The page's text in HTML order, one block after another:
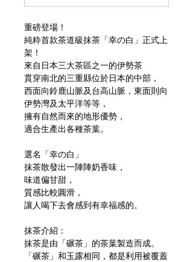
重磅登場！
純粋首款茶道級抹茶「幸の白」正式上
架！
來自日本三大茶區之一的伊勢茶
貫穿南北的三重縣位於日本的中部，
西面向鈴鹿山脈及台高山脈，東面則向
伊勢灣及太平洋等等，
擁有自然而來的地形優勢，
適合生產出各種茶葉。
選名「幸の白」
抹茶散發出一陣陣奶香味，
味道偏甘甜，
質感比較圓滑，
讓人喝下去會感到有幸福感的。
抹茶介紹：
抹茶是由「碾茶」的茶葉製造而成。
「碾茶」和玉露相同，都是利用被覆蓋